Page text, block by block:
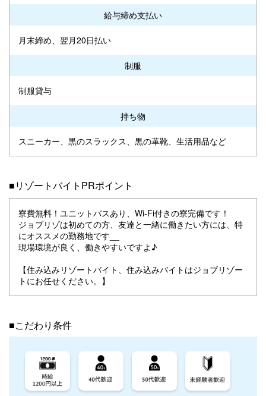
給与締め支払い
月末締め、翌月20日払い
制服
制服貸与
持ち物
スニーカー、黒のスラックス、黒の革靴、生活用品など
■リゾートバイトPRポイント
寮費無料！ユニットバスあり、Wi-Fi付きの寮完備です！
ジョブリゾは初めての方、友達と一緒に働きたい方には、特
にオススメの勤務地です__
現場環境が良く、働きやすいですよ♪
【住み込みリゾートバイト、住み込みバイトはジョブリゾー
トにお任せください。】
■こだわり条件